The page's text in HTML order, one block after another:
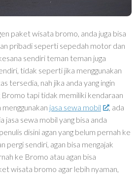
paket wisata bromo, anda juga bisa
pribadi seperti sepedah motor dan
sendiri teman teman juga
tidak seperti jika menggunakan
tersedia, nah jika anda yang ingin
Bromo tapi tidak memiliki kendaraan
jasa sewa mobil
, ada
jasa sewa mobil yang bisa anda
disini agan yang belum pernah ke
pergi sendiri, agan bisa mengajak
ke Bromo atau agan bisa
wisata bromo agar lebih nyaman,